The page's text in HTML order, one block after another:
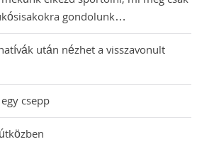
gondolunk…
után nézhet a visszavonult
csepp